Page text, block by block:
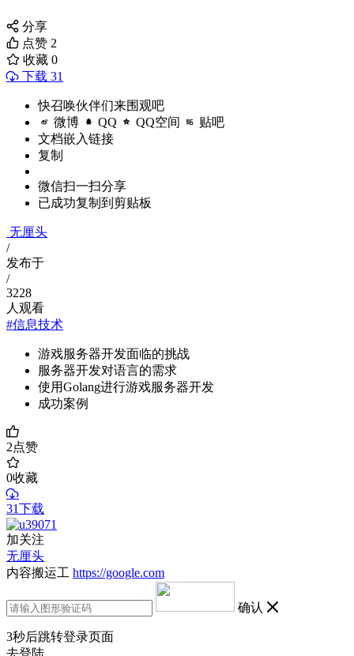
分享
点赞 2
收藏 0
下载 31
快召唤伙伴们来围观吧
微博 QQ QQ空间 贴吧
文档嵌入链接
复制
微信扫一扫分享
已成功复制到剪贴板
无厘头
/
发布于
/
3228
人观看
#信息技术
游戏服务器开发面临的挑战
服务器开发对语言的需求
使用Golang进行游戏服务器开发
成功案例
2点赞
0收藏
31下载
加关注
无厘头
内容搬运工 https://google.com
确认
3秒后跳转登录页面